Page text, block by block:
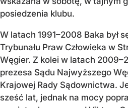
posiedzenia klubu.
W latach 1991–2008 Baka był
Trybunału Praw Człowieka w
Węgier. Z kolei w latach
prezesa Sądu Najwyższego
Krajowej Rady Sądownictwa.
sześć lat, jednak na mocy